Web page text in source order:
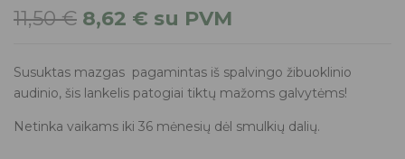
11,50€ 8,62 € su PVM
Susuktas mazgas pagamintas iš spalvingo žibuoklinio
audinio, šis lankelis patogiai tiktų mažoms galvytėms!
Netinka vaikams iki 36 mėnesių dėl smulkių dalių.